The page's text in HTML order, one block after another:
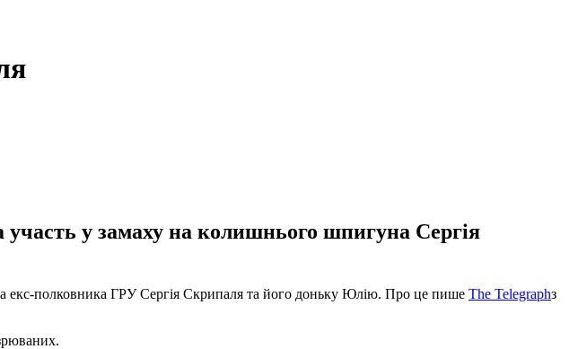
у замаху на колишнього шпигуна Сергія
екс-полковника ГРУ Сергія Скрипаля та його доньку Юлію. Про це пише The Telegraphз